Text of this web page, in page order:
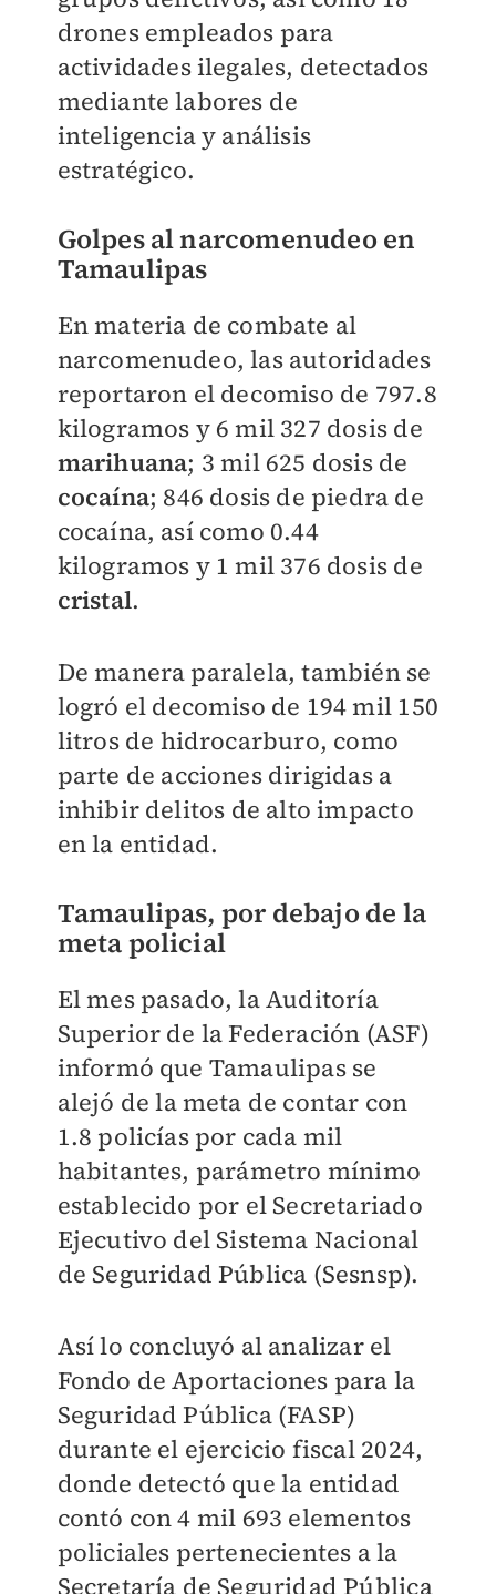
drones empleados para
actividades ilegales, detectados
mediante labores de
inteligencia y análisis
estratégico.
Golpes al narcomenudeo en
Tamaulipas
En materia de combate al
narcomenudeo, las autoridades
reportaron el decomiso de 797.8
kilogramos y 6 mil 327 dosis de
marihuana; 3 mil 625 dosis de
cocaína; 846 dosis de piedra de
cocaína, así como 0.44
kilogramos y 1 mil 376 dosis de
cristal.
De manera paralela, también se
logró el decomiso de 194 mil 150
litros de hidrocarburo, como
parte de acciones dirigidas a
inhibir delitos de alto impacto
en la entidad.
Tamaulipas, por debajo de la
meta policial
El mes pasado, la Auditoría
Superior de la Federación (ASF)
informó que Tamaulipas se
alejó de la meta de contar con
1.8 policías por cada mil
habitantes, parámetro mínimo
establecido por el Secretariado
Ejecutivo del Sistema Nacional
de Seguridad Pública (Sesnsp).
Así lo concluyó al analizar el
Fondo de Aportaciones para la
Seguridad Pública (FASP)
durante el ejercicio fiscal 2024,
donde detectó que la entidad
contó con 4 mil 693 elementos
policiales pertenecientes a la
Secretaría de Seguridad Pública